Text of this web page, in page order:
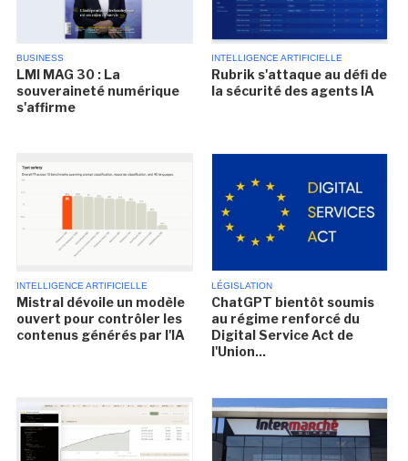
BUSINESS
LMI MAG 30 : La
souveraineté numérique
s'affirme
INTELLIGENCE ARTIFICIELLE
Rubrik s'attaque au défi de
la sécurité des agents IA
INTELLIGENCE ARTIFICIELLE
Mistral dévoile un modèle
ouvert pour contrôler les
contenus générés par l'IA
LÉGISLATION
ChatGPT bientôt soumis
au régime renforcé du
Digital Service Act de
l'Union...